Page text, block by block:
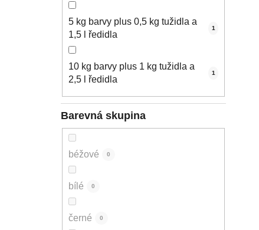
5 kg barvy plus 0,5 kg tužidla a
1,5 l ředidla
1
10 kg barvy plus 1 kg tužidla a
2,5 l ředidla
1
Barevná skupina
béžové 0
bílé 0
černé 0